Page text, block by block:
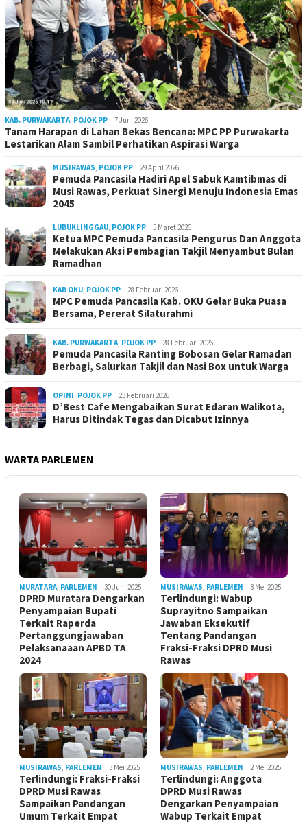
KAB. PURWAKARTA POJOK PP 7 Juni 2026
Tanam Harapan di Lahan Bekas Bencana: MPC PP Purwakarta
Lestarikan Alam Sambil Perhatikan Aspirasi Warga
MUSIRAWAS POJOK PP 29 April 2026
Pemuda Pancasila Hadiri Apel Sabuk Kamtibmas di
Musi Rawas, Perkuat Sinergi Menuju Indonesia Emas
2045
LUBUKLINGGAU POJOK PP 5 Maret 2026
Ketua MPC Pemuda Pancasila Pengurus Dan Anggota
Melakukan Aksi Pembagian Takjil Menyambut Bulan
Ramadhan
KAB OKU POJOK PP 28 Februari 2026
MPC Pemuda Pancasila Kab. OKU Gelar Buka Puasa
Bersama, Pererat Silaturahmi
KAB. PURWAKARTA POJOK PP 28 Februari 2026
Pemuda Pancasila Ranting Bobosan Gelar Ramadan
Berbagi, Salurkan Takjil dan Nasi Box untuk Warga
OPINI POJOK PP 23 Februari 2026
D’Best Cafe Mengabaikan Surat Edaran Walikota,
Harus Ditindak Tegas dan Dicabut Izinnya
WARTA PARLEMEN
MURATARA PARLEMEN 30 Juni 2025
DPRD Muratara Dengarkan
Penyampaian Bupati
Terkait Raperda
Pertanggungjawaban
Pelaksanaaan APBD TA
2024
MUSIRAWAS PARLEMEN 3 Mei 2025
Terlindungi: Wabup
Suprayitno Sampaikan
Jawaban Eksekutif
Tentang Pandangan
Fraksi-Fraksi DPRD Musi
Rawas
MUSIRAWAS PARLEMEN 3 Mei 2025
Terlindungi: Fraksi-Fraksi
DPRD Musi Rawas
Sampaikan Pandangan
Umum Terkait Empat
MUSIRAWAS PARLEMEN 2 Mei 2025
Terlindungi: Anggota
DPRD Musi Rawas
Dengarkan Penyampaian
Wabup Terkait Empat